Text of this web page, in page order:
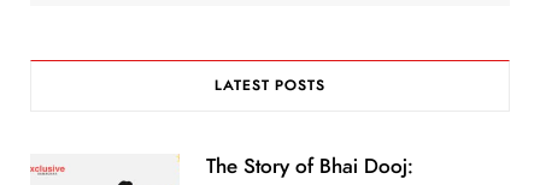
LATEST POSTS
The Story of Bhai Dooj: